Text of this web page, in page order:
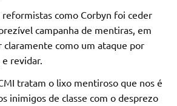
como Corbyn foi ceder
campanha de mentiras, em
claramente como um ataque por
revidar.
tratam o lixo mentiroso que nos é
inimigos de classe com o desprezo